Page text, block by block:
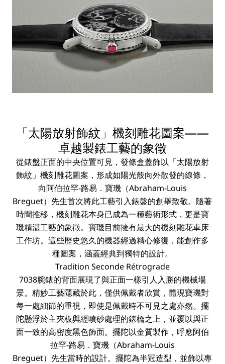
「太陽放射飾紋」機刻雕花圖案——
卓越製錶工藝的象徵
從錶盤正面的中央位置可見，發條盒蓋飾以「太陽放射
飾紋」機刻雕花圖案，形成如陽光般向外散發的線條，
向阿伯拉罕-路易．寶璣（Abraham-Louis
Breguet）先生首次將此工藝引入錶盤的創舉致敬。隨著
時間推移，機刻雕花本身已成為一種藝術形式，更是寶
璣精湛工藝的象徵。寶璣目前擁有最大的機刻雕花車床
工作坊。這些歷史悠久的機器經過精心修復，能創作多
種圖案，涵蓋經典到獨特的設計。
Tradition Seconde Rétrograde
7038腕錶的背面展現了與正面一樣引人入勝的機械場
景。精妙工藝隱藏於此，僅供佩戴者欣賞，體現寶璣對
每一處細節的重視，即使是佩戴時不可見之處亦然。擺
陀懸浮於主夾板與經噴砂處理的錶橋之上，並覆以與正
面一致的高密度黑色飾面。擺陀以金質製作，呼應阿伯
拉罕-路易．寶璣（Abraham-Louis
Breguet）先生當時的設計。擺陀為半冠造型，並飾以專